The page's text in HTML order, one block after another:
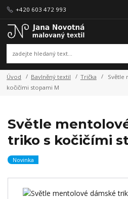
+420 603 472 993
Úvod Bavlněný textil Trička
Světle
kočičími stopami M
Světle
triko s kočičími
Novinka